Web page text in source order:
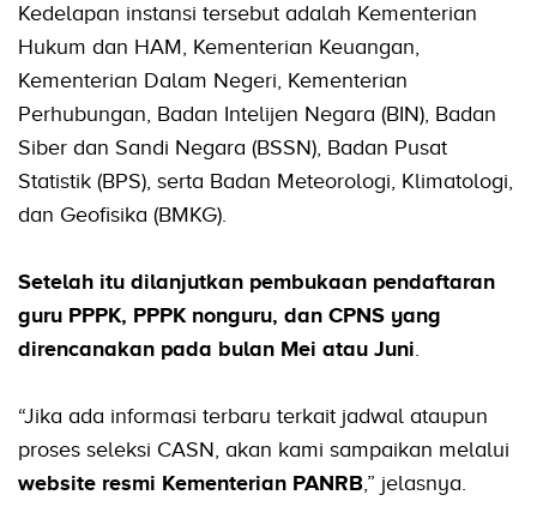
Kedelapan instansi tersebut adalah Kementerian
Hukum dan HAM, Kementerian Keuangan,
Kementerian Dalam Negeri, Kementerian
Perhubungan, Badan Intelijen Negara (BIN), Badan
Siber dan Sandi Negara (BSSN), Badan Pusat
Statistik (BPS), serta Badan Meteorologi, Klimatologi,
dan Geofisika (BMKG).
Setelah itu dilanjutkan pembukaan pendaftaran
guru PPPK, PPPK nonguru, dan CPNS yang
direncanakan pada bulan Mei atau Juni.
“Jika ada informasi terbaru terkait jadwal ataupun
proses seleksi CASN, akan kami sampaikan melalui
website resmi Kementerian PANRB,” jelasnya.